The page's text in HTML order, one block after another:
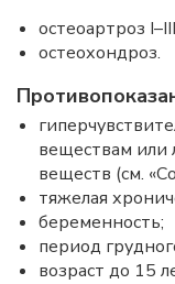
остеоартроз
остеохондроз.
веществам или
веществ (см.
тяжелая
беременность;
период
возраст до 15